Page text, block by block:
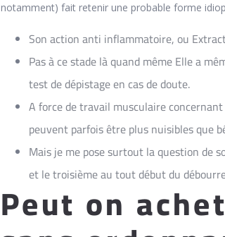
notamment) fait retenir une probable forme
Son action anti inflammatoire, ou
Pas à ce stade là quand même Elle a
test de dépistage en cas de doute.
A force de travail musculaire
peuvent parfois être plus nuisibles que
Mais je me pose surtout la question de
et le troisième au tout début du
Peut on